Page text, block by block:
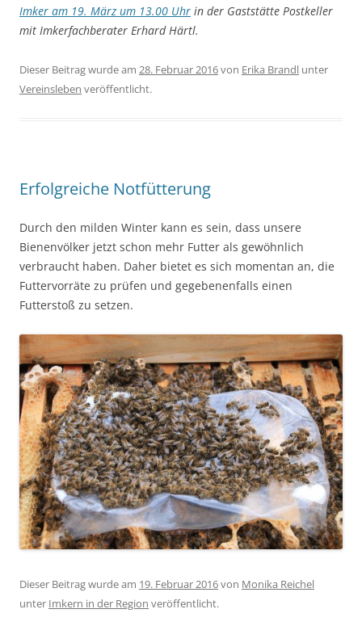
Imker am 19. März um 13.00 Uhr in der Gaststätte Postkeller
mit Imkerfachberater Erhard Härtl.
Dieser Beitrag wurde am 28. Februar 2016von Erika Brandl unter
Vereinsleben veröffentlicht.
Erfolgreiche Notfütterung
Durch den milden Winter kann es sein, dass unsere
Bienenvölker jetzt schon mehr Futter als gewöhnlich
verbraucht haben. Daher bietet es sich momentan an, die
Futtervorräte zu prüfen und gegebenenfalls einen
Futterstoß zu setzen.
Dieser Beitrag wurde am 19. Februar 2016von Monika Reichel
unter Imkern in der Region veröffentlicht.